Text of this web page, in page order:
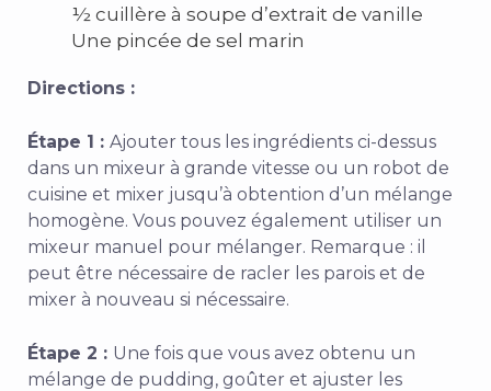
½ cuillère à soupe d’extrait de vanille
Une pincée de sel marin
Directions :
Étape 1 : Ajouter tous les ingrédients ci-dessus
dans un mixeur à grande vitesse ou un robot de
cuisine et mixer jusqu’à obtention d’un mélange
homogène. Vous pouvez également utiliser un
mixeur manuel pour mélanger. Remarque : il
peut être nécessaire de racler les parois et de
mixer à nouveau si nécessaire.
Étape 2 : Une fois que vous avez obtenu un
mélange de pudding, goûter et ajuster les